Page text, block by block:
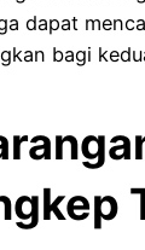
dapat
bagi